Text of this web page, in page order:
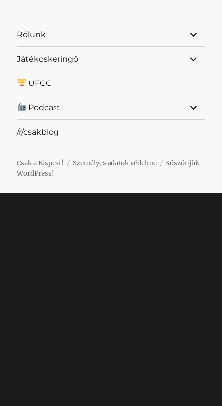
Rólunk
almenü
Játékoskeringő
almenü
UFCC
Podcast
almenü
/r/csakblog
Csak a Kispest! Személyes adatok védelme
Köszönjük
WordPress!